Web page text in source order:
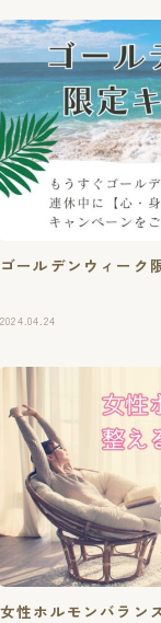
ゴールデンウィーク
2024.04.24
女性ホルモンバラン